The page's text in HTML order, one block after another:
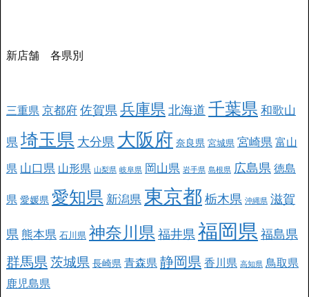
新店舗 各県別
三重県京都府佐賀県 兵庫県北海道 千葉県 和歌山
県 埼玉県 大分県 大阪府 奈良県 宮城県 宮崎県 富山
県 山口県 山形県 山梨県 岐阜県 岡山県 岩手県 島根県 広島県 徳島
県 愛媛県 愛知県 新潟県 東京都 栃木県 沖縄県 滋賀
県 熊本県 石川県 神奈川県 福井県 福岡県福島県
群馬県茨城県 長崎県 青森県静岡県 香川県 高知県 鳥取県
鹿児島県